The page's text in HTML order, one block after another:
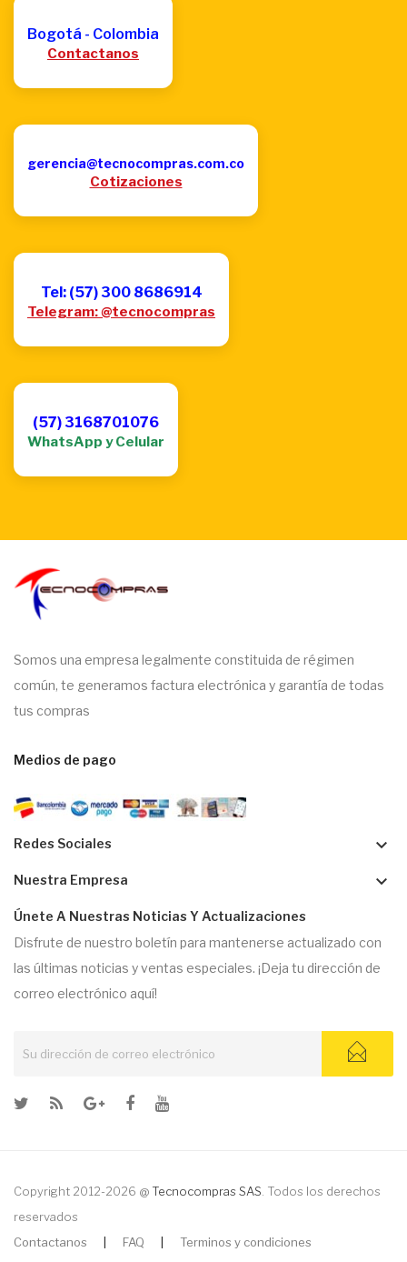
Bogotá - Colombia
Contactanos
gerencia@tecnocompras.com.co
Cotizaciones
Tel: (57) 300 8686914
Telegram: @tecnocompras
(57) 3168701076
WhatsApp y Celular
Somos una empresa legalmente constituida de régimen
común, te generamos factura electrónica y garantía de todas
tus compras
Medios de pago
Redes Sociales keyboard_arrow_down
Nuestra Empresa keyboard_arrow_down
Únete A Nuestras Noticias Y Actualizaciones
Disfrute de nuestro boletín para mantenerse actualizado con
las últimas noticias y ventas especiales. ¡Deja tu dirección de
correo electrónico aquí!
Copyright 2012-2026 @ Tecnocompras SAS . Todos los derechos
reservados
Contactanos
FAQ Terminos y condiciones